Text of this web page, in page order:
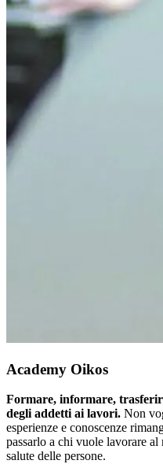
Academy Oikos
Formare, informare,
degli addetti ai lavori. Non
esperienze e conoscenze
passarlo a chi vuole lavorare
salute delle persone.